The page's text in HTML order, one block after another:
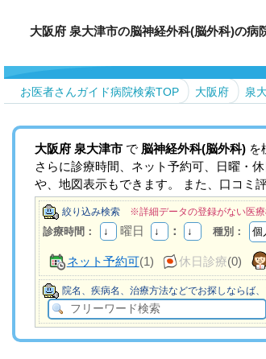
大阪府 泉大津市の脳神経外科(脳外科)の病
お医者さんガイド病院検索TOP 大阪府 泉
大阪府 泉大津市 で 脳神経外科(脳外科) を
さらに診療時間、ネット予約可、日曜・
や、地図表示もできます。 また、口コミ
絞り込み検索 ※詳細データの登録がない医
診療時間： 曜日 ： 種別：
ネット予約可(1) 休日診療(0)
院名、疾病名、治療方法などでお探しならば